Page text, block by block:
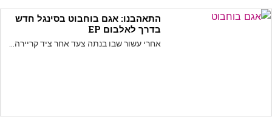
התאהבנו: אגם בוחבוט בסינגל חדש
בדרך לאלבום EP
אחרי עשור שבו בנתה צעד אחר ציד קריירה…